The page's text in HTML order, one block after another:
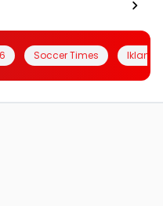
Soccer Times Iklanin